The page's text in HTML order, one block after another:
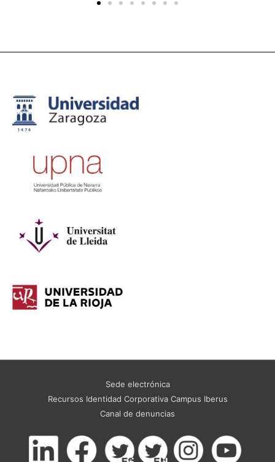
Sede electrónica
Recursos Identidad Corporativa Campus Iberus
Canal de denuncias